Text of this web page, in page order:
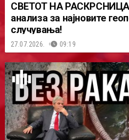
СВЕТОТ НА РАСКРСНИЦА
анализа за најновите
случувања!
27.07.2026. 09:19